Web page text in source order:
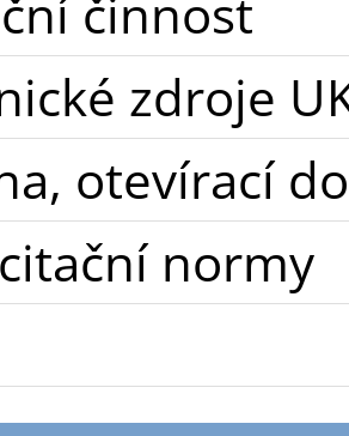
činnost
zdroje
otevírací
normy